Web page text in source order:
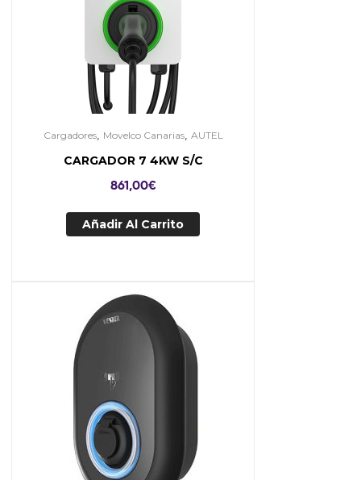
Cargadores, Movelco Canarias, AUTEL
CARGADOR 7 4KW S/C
861,00€
Añadir Al Carrito